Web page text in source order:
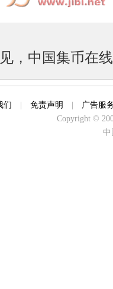
，中国集币在
们 免责声明
广告服
Copyright ©